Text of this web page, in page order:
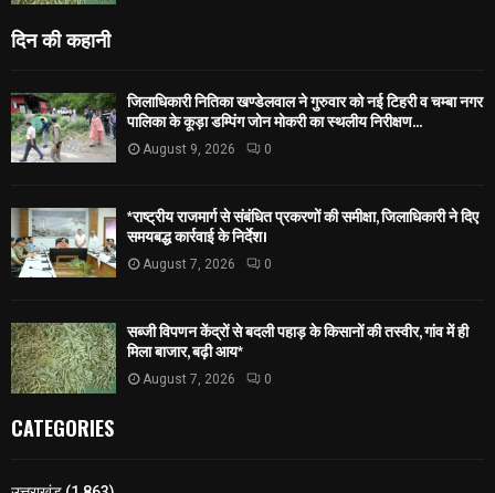
दिन की कहानी
जिलाधिकारी नितिका खण्डेलवाल ने गुरुवार को नई टिहरी व चम्बा नगर
पालिका के कूड़ा डम्पिंग जोन मोकरी का स्थलीय निरीक्षण...
August 9, 2026 0
*राष्ट्रीय राजमार्ग से संबंधित प्रकरणों की समीक्षा, जिलाधिकारी ने दिए
समयबद्ध कार्रवाई के निर्देश।
August 7, 2026 0
सब्जी विपणन केंद्रों से बदली पहाड़ के किसानों की तस्वीर, गांव में ही
मिला बाजार, बढ़ी आय*
August 7, 2026 0
CATEGORIES